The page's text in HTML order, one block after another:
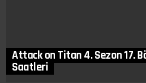
Attack on Titan 4. Sezon 17.
Saatleri